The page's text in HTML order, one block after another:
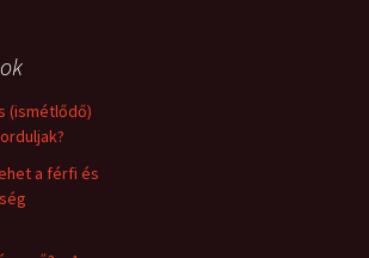
(ismétlődő)
a férfi és